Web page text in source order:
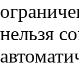
нельзя